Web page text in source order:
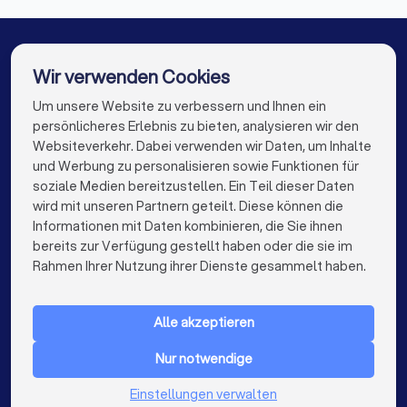
✓
Anfragen?
✓ Gibt es eine Vertretung bei Urlaub oder
Krankheit?
Diese Unterlagen sollten Sie mitbringen
Letzte Steuerbescheide
Liste offener steuerlicher Fragen
Bei Selbstständigen: Gewinnermittlung des Vorjahres
Bei Arbeitnehmern: Gehaltsabrechnungen,
Lohnsteuerbescheinigung
Steuerberater in Wachtberg
Steuerberater in Berlin
Steuerberater in Hamburg
Steuerberater in München
Steuerberater in Köln
Steuerberater in Frankfurt am Main
Steuerberater in Stuttgart
Steuerberater in Düsseldorf
Steuerberater in Bremen
Steuerberater in Nürnberg
Steuerberater in Dresden
Die besten Steuerberater für Sie
info@trustlocal.de
FÜR PRIVATPERSONEN
Niederlande
Wir verwenden Cookies
Um unsere Website zu verbessern und Ihnen ein
persönlicheres Erlebnis zu bieten, analysieren wir den
Websiteverkehr. Dabei verwenden wir Daten, um Inhalte
und Werbung zu personalisieren sowie Funktionen für
soziale Medien bereitzustellen. Ein Teil dieser Daten
wird mit unseren Partnern geteilt. Diese können die
Informationen mit Daten kombinieren, die Sie ihnen
bereits zur Verfügung gestellt haben oder die sie im
Rahmen Ihrer Nutzung ihrer Dienste gesammelt haben.
Alle akzeptieren
Nur notwendige
Einstellungen verwalten